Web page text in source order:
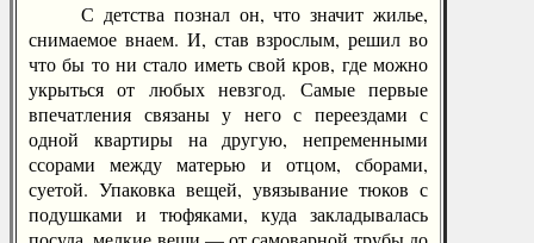
С детства познал он, что значит жилье,
снимаемое внаем. И, став взрослым, решил во
что бы то ни стало иметь свой кров, где можно
укрыться от любых невзгод. Самые первые
впечатления связаны у него с переездами с
одной квартиры на другую, непременными
ссорами между матерью и отцом, сборами,
суетой. Упаковка вещей, увязывание тюков с
подушками и тюфяками, куда закладывалась